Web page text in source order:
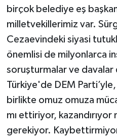
birçok belediye eş
milletvekillerimiz var.
Cezaevindeki siyasi
önemlisi de milyonlarca
soruşturmalar ve davalar
Türkiye'de DEM
birlikte omuz omuza
mı ettiriyor, kazandırıyor
gerekiyor.